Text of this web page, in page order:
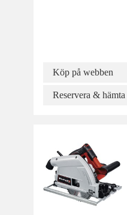
Köp på webben
Reservera & hämta